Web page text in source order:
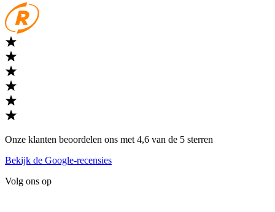
Onze klanten beoordelen ons met 4,6 van de 5 sterren
Bekijk de Google-recensies
Volg ons op